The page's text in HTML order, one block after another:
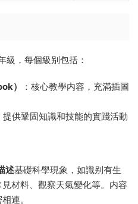
級，每個級别包括：
）
：核心教學内容，充滿插圖
提供鞏固知識和技能的實踐活動
述基礎科學現象，如識别有生
材料、觀察天氣變化等。内容
連。